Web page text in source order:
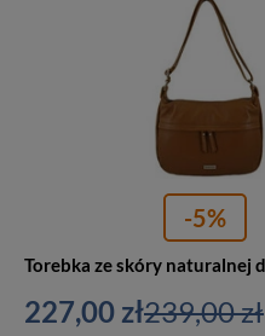
-5%
227,00 zł239,00 zł